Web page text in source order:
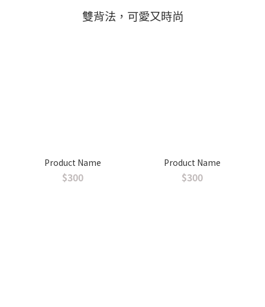
雙背法，可愛又時尚
Product Name
$300
Product Name
$300